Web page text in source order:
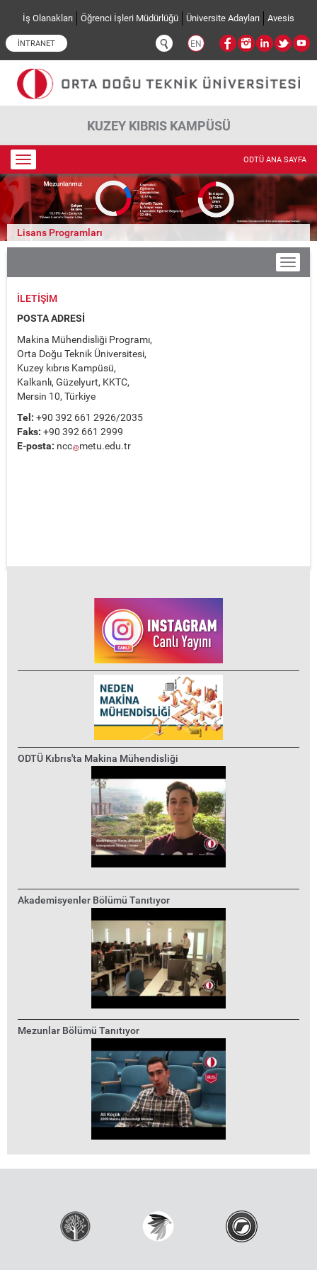
İş Olanakları Öğrenci İşleri Müdürlüğü Üniversite Adayları Avesis
İNTRANET EN
KUZEY KIBRIS KAMPÜSÜ
Toggle
navigation
ODTÜ ANA SAYFA
Lisans Programları
İLETIŞIM
POSTA ADRESİ
Makina Mühendisliği Programı,
Orta Doğu Teknik Üniversitesi,
Kuzey kıbrıs Kampüsü,
Kalkanlı, Güzelyurt, KKTC,
Mersin 10, Türkiye
Tel: +90 392 661 2926/2035
Faks: +90 392 661 2999
E-posta: ncc metu.edu.tr
ODTÜ Kıbrıs'ta Makina Mühendisliği
Akademisyenler Bölümü Tanıtıyor
Mezunlar Bölümü Tanıtıyor